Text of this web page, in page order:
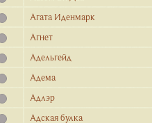
Агата Иденмарк
Агнет
Адельгейд
Адема
Адлэр
Адская булка